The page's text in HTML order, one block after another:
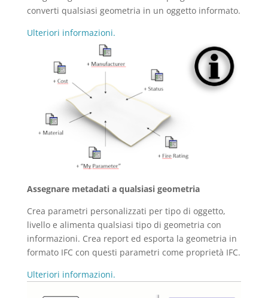
converti qualsiasi geometria in un oggetto informato.
Ulteriori informazioni.
Assegnare metadati a qualsiasi geometria
Crea parametri personalizzati per tipo di oggetto,
livello e alimenta qualsiasi tipo di geometria con
informazioni. Crea report ed esporta la geometria in
formato IFC con questi parametri come proprietà IFC.
Ulteriori informazioni.